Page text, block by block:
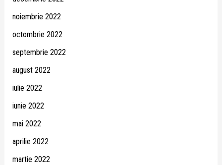
noiembrie 2022
octombrie 2022
septembrie 2022
august 2022
iulie 2022
iunie 2022
mai 2022
aprilie 2022
martie 2022